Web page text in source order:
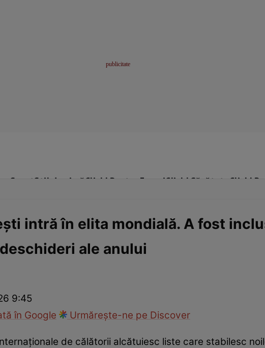
SportStil de viațăClick! Pentru FemeiClick! Sănătate Click!
NaționalSport
intră în elita mondială. A fost
ale anului
9:45
în Google
Urmărește-ne pe Discover
de călătorii alcătuiesc liste care stabilesc